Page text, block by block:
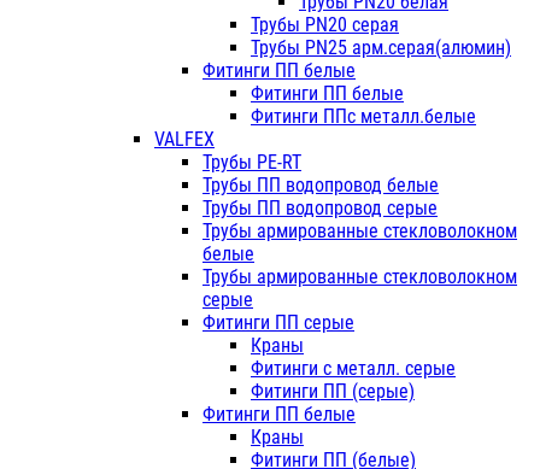
Трубы PN20 серая
Трубы PN25 арм.серая(алюмин)
Фитинги ПП белые
Фитинги ПП белые
Фитинги ППс металл.белые
VALFEX
Трубы PE-RT
Трубы ПП водопровод белые
Трубы ПП водопровод серые
Трубы армированные стекловолокном
белые
Трубы армированные стекловолокном
серые
Фитинги ПП серые
Краны
Фитинги с металл. серые
Фитинги ПП (серые)
Фитинги ПП белые
Краны
Фитинги ПП (белые)